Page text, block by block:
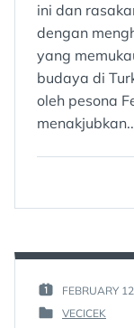
ini dan
dengan
yang
budaya di
oleh pesona
POSTED
ON
FEBRUARY
POSTED
VECICEK